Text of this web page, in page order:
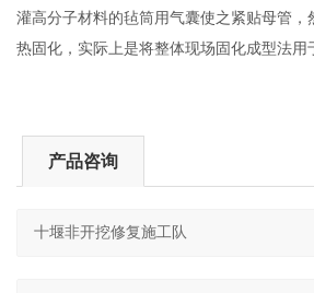
灌高分子材料的毡筒用气囊使之紧贴母管，
热固化，实际上是将整体现场固化成型法用
产品咨询